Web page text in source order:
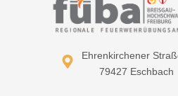
Ehrenkirchener
79427 Eschbach